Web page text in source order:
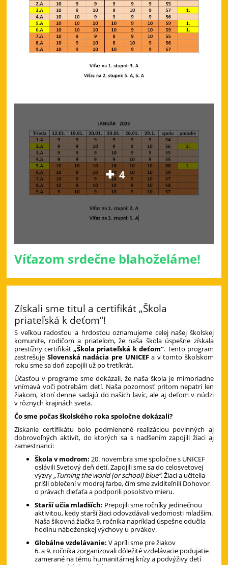
4
Víťazom srdečne blahoželáme!
Získali sme titul a certifikát „Škola
priateľská k deťom“!
S veľkou radosťou a hrdosťou oznamujeme celej našej školskej
komunite, rodičom a priateľom, že naša škola úspešne získala
prestížny certifikát„Škola priateľská k deťom“. Tento program
zastrešuje Slovenská nadácia pre UNICEFa v tomto školskom
roku sme sa doň zapojili už po tretíkrát.
Účasťou v programe sme dokázali, že naša škola je mimoriadne
vnímavá voči potrebám detí. Naša pozornosť pritom nepatrí len
žiakom, ktorí denne sadajú do našich lavíc, ale aj deťom v núdzi
v rôznych krajinách sveta.
Čo sme počas školského roka spoločne dokázali?
Získanie certifikátu bolo podmienené realizáciou povinných aj
dobrovoľných aktivít, do ktorých sa s nadšením zapojili žiaci aj
zamestnanci:
Škola v modrom: 20. novembra sme spoločne s UNICEF
oslávili Svetový deň detí. Zapojili sme sa do celosvetovej
výzvy„Turning the world (or school) blue“. Žiaci a učitelia
prišli oblečení v modrej farbe, čím sme zviditeľnili Dohovor
o právach dieťaťa a podporili posolstvo mieru.
Starší učia mladších: Prepojili sme ročníky jedinečnou
aktivitou, kedy starší žiaci odovzdávali vedomosti mladším.
Naša šikovná žiačka 9. ročníka napríklad úspešne odučila
hodinu náboženskej výchovy u prvákov.
Globálne vzdelávanie: V apríli sme pre žiakov
6. a 9. ročníka zorganizovali dôležité vzdelávacie podujatie
zamerané na tému humanitárnej krízy a podvýživy detí